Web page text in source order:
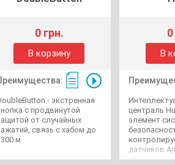
0 грн.
В корзину
- экстренная
с продвинутой
от случайных
связь с хабом до
м
В
централь
элемент
датчиков